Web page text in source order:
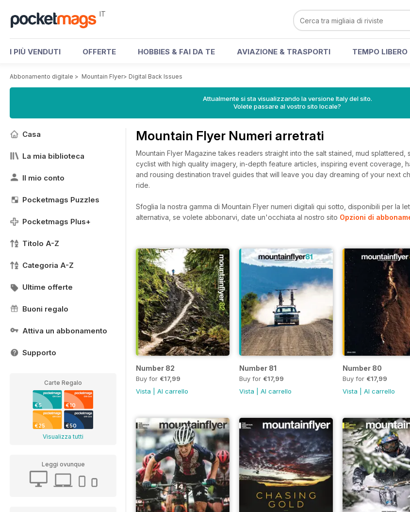
IT
I PIÙ VENDUTI OFFERTE HOBBIES & FAI DA TE AVIAZIONE & TRASPORTI TEMPO LIBERO
Abbonamento digitale > Mountain Flyer> Digital Back Issues
Attualmente si sta visualizzando la versione Italy del sito.
Volete passare al vostro sito locale?
Casa
La mia biblioteca
Il mio conto
Pocketmags Puzzles
Pocketmags Plus+
Titolo A-Z
Categoria A-Z
Ultime offerte
Buoni regalo
Attiva un abbonamento
Supporto
Carte Regalo
€5 €10
€25 €50
Visualizza tutti
Leggi ovunque
Mountain Flyer Numeri arretrati
Mountain Flyer Magazine takes readers straight into the salt stained, mud
cyclist with high quality imagery, in-depth feature articles, inspiring event coverage,
and rousing destination travel guides that will leave you day dreaming of your next
ride.
Sfoglia la nostra gamma di Mountain Flyer numeri digitali qui sotto, disponibili per la
alternativa, se volete abbonarvi, date un'occhiata al nostro sito Opzioni di
Number 82
Buy for €17,99
Vista
Al carrello
Number 81
Buy for €17,99
Vista
Al carrello
Number 80
Buy for €17,99
Vista
Al carrello